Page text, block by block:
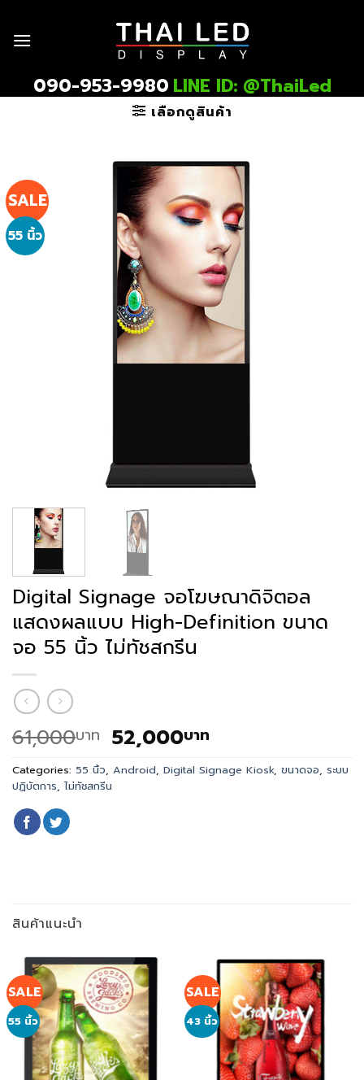
content
090-953-9980 LINE ID: @ThaiLed
เลือกดูสินค้า
SALE
55 นิ้ว
Digital Signage จอโฆษณาดิจิตอล
แสดงผลแบบ High-Definition ขนาด
จอ 55 นิ้ว ไม่ทัชสกรีน
61,000บาท Original
price
was:
52,000บาท
price
is:
Categories: 55 นิ้ว, Android, Digital Signage Kiosk, ขนาดจอ, ระบบ
ปฏิบัตการ, ไม่ทัชสกรีน
สินค้าแนะนำ
SALE
55 นิ้ว
SALE
43 นิ้ว